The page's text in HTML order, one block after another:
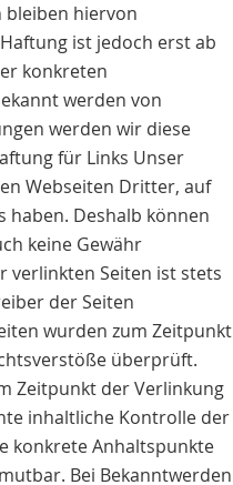
bleiben hiervon
ist jedoch erst ab
konkreten
werden von
werden wir diese
für Links Unser
Webseiten Dritter, auf
haben. Deshalb können
keine Gewähr
verlinkten Seiten ist stets
der Seiten
wurden zum Zeitpunkt
überprüft.
Zeitpunkt der Verlinkung
inhaltliche Kontrolle der
konkrete Anhaltspunkte
Bei Bekanntwerden